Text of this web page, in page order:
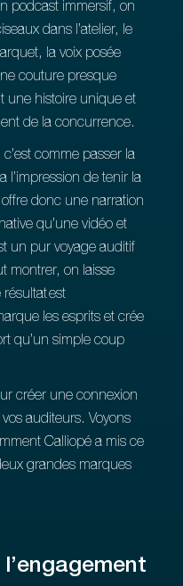
podcast immersif, on
dans l’atelier, le
la voix posée
couture presque
une histoire unique et
de la concurrence.
comme passer la
l’impression de tenir la
donc une narration
qu’une vidéo et
un pur voyage auditif
montrer, on laisse
résultat est
les esprits et crée
qu’un simple coup
créer une connexion
auditeurs. Voyons
Calliopé a mis ce
grandes marques
l’engagement